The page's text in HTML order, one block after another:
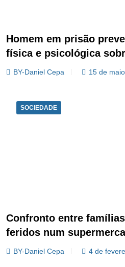
Homem em prisão
física e psicológica
BY-Daniel Cepa 15 de
SOCIEDADE
Confronto entre
feridos num
BY-Daniel Cepa 4 de